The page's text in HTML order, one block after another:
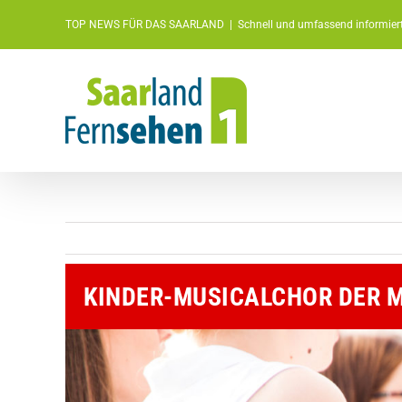
TOP NEWS FÜR DAS SAARLAND Schnell und umfassend
KINDER-MUSICALCHOR DER